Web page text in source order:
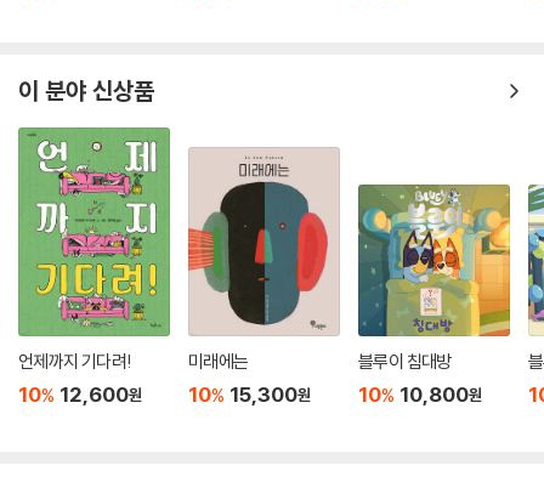
이 분야 신상품
언제까지 기다려!
10% 12,600원
미래에는
10% 15,300원
블루이 침대방
10% 10,800원